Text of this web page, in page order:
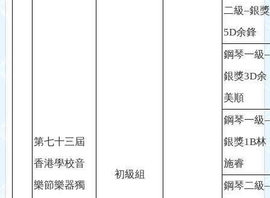
第七十三屆
香港學校音
樂節樂器獨
初級組
二級–銀獎
5D余鋒
鋼琴一級–
銀獎3D余
美順
鋼琴一級–
銀獎1B林
施睿
鋼琴二級–